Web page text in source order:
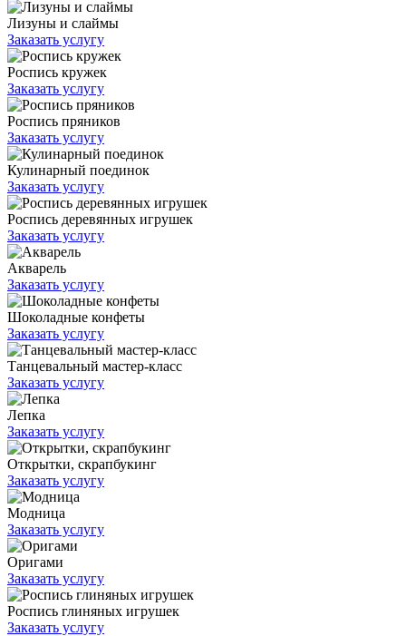
Лизуны и слаймы
Заказать услугу
Роспись кружек
Заказать услугу
Роспись пряников
Заказать услугу
Кулинарный поединок
Заказать услугу
Роспись деревянных игрушек
Заказать услугу
Акварель
Заказать услугу
Шоколадные конфеты
Заказать услугу
Танцевальный мастер-класс
Заказать услугу
Лепка
Заказать услугу
Открытки, скрапбукинг
Заказать услугу
Модница
Заказать услугу
Оригами
Заказать услугу
Роспись глиняных игрушек
Заказать услугу